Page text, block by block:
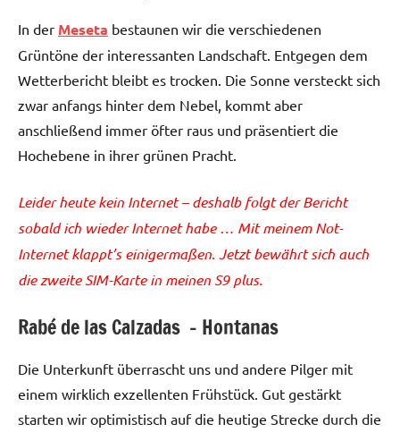
In der Meseta bestaunen wir die verschiedenen
Grüntöne der interessanten Landschaft. Entgegen dem
Wetterbericht bleibt es trocken. Die Sonne versteckt sich
zwar anfangs hinter dem Nebel, kommt aber
anschließend immer öfter raus und präsentiert die
Hochebene in ihrer grünen Pracht.
Leider heute kein Internet – deshalb folgt der Bericht
sobald ich wieder Internet habe … Mit meinem Not-
Internet klappt’s einigermaßen. Jetzt bewährt sich auch
die zweite SIM-Karte in meinen S9 plus.
Rabé de las Calzadas – Hontanas
Die Unterkunft überrascht uns und andere Pilger mit
einem wirklich exzellenten Frühstück. Gut gestärkt
starten wir optimistisch auf die heutige Strecke durch die